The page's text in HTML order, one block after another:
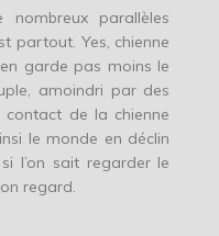
parallèles
partout. Yes, chienne
garde pas moins le
amoindri par des
contact de la chienne
le monde en déclin
l’on sait regarder le
regard.